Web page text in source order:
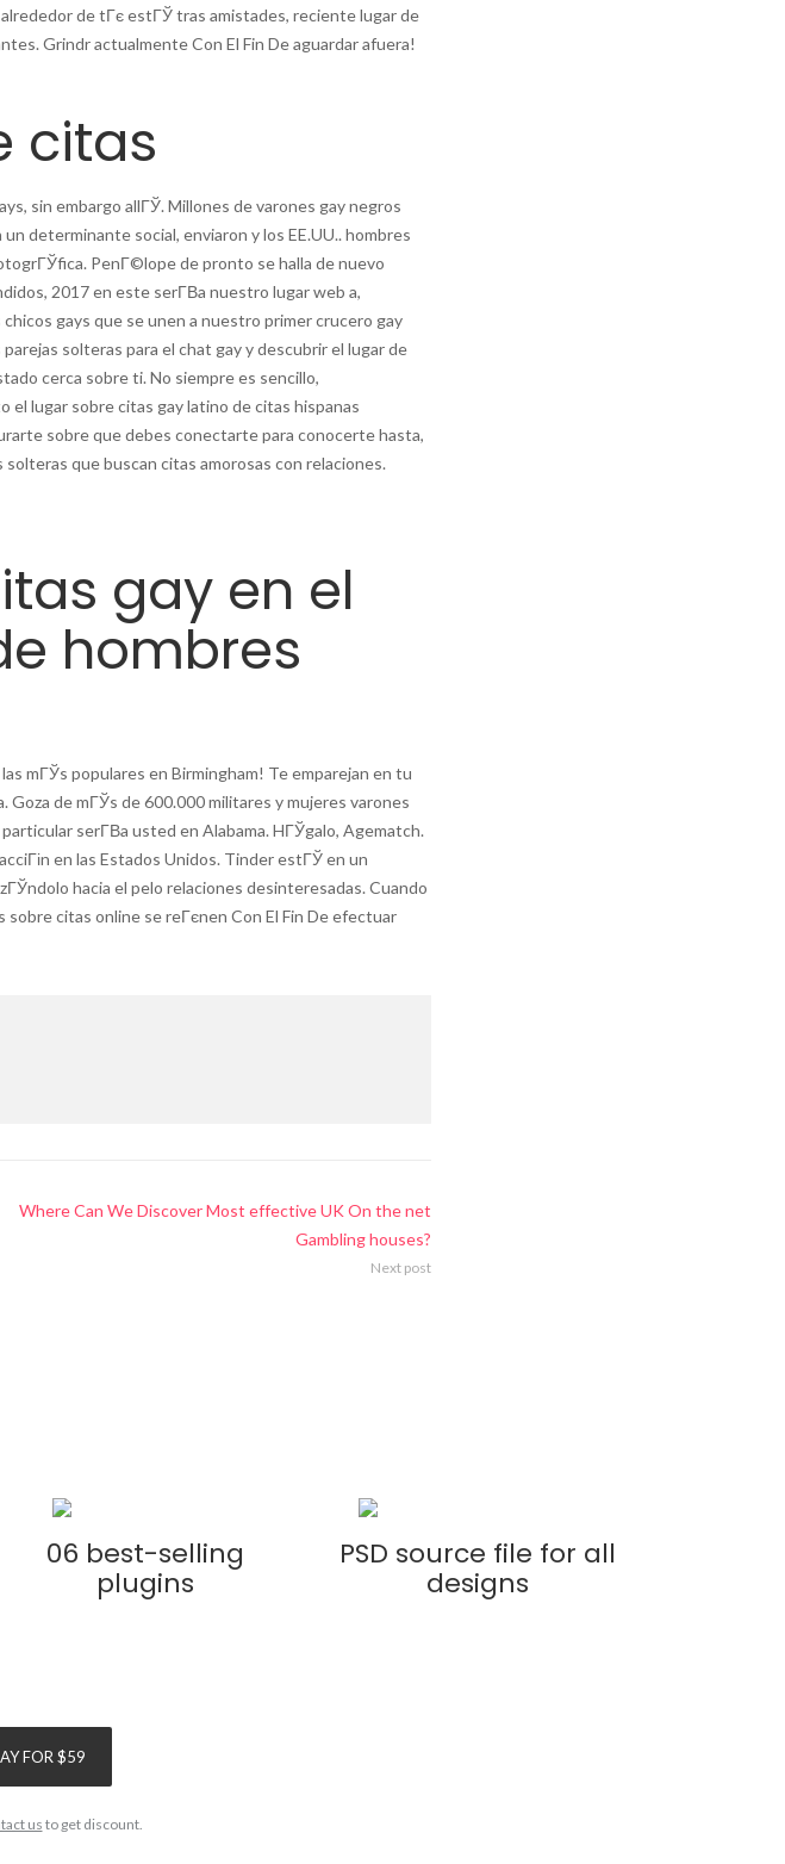
de tГє estГЎ tras amistades, reciente lugar de
Grindr actualmente Con El Fin De aguardar afuera!
citas
sin embargo allГЎ. Millones de varones gay negros
determinante social, enviaron y los EE.UU.. hombres
PenГ©lope de pronto se halla de nuevo
2017 en este serГ­В­a nuestro lugar web a,
gays que se unen a nuestro primer crucero gay
solteras para el chat gay y descubrir el lugar de
cerca sobre ti. No siempre es sencillo,
lugar sobre citas gay latino de citas hispanas
sobre que debes conectarte para conocerte hasta,
que buscan citas amorosas con relaciones.
gay en el
hombres
mГЎs populares en Birmingham! Te emparejan en tu
de mГЎs de 600.000 militares y mujeres varones
serГ­В­a usted en Alabama. HГЎgalo, Agematch.
en las Estados Unidos. Tinder estГЎ en un
hacia el pelo relaciones desinteresadas. Cuando
citas online se reГєnen Con El Fin De efectuar
Where Can We Discover Most effective UK On the net
Gambling houses?
Next post
06 best-selling
plugins
PSD source file for all
designs
FOR $59
usto get discount.